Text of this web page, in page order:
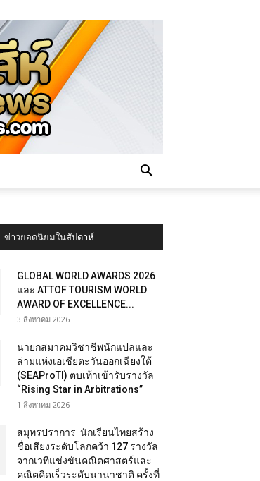
ข่าวยอดนิยมในสัปดาห์
GLOBAL WORLD AWARDS 2026
และ ATTOF TOURISM WORLD
AWARD OF EXCELLENCE...
3 สิงหาคม 2026
นายกสมาคมวิชาชีพนักแปลและ
ล่ามแห่งเอเชียตะวันออกเฉียงใต้
(SEAProTI) ตบเท้าเข้ารับรางวัล
“Rising Star in Arbitrations”
1 สิงหาคม 2026
สมุทรปราการ นักเรียนไทยสร้าง
ชื่อเสียงระดับโลกคว้า 127 รางวัล
จากเวทีแข่งขันคณิตศาสตร์และ
คณิตคิดเร็วระดับนานาชาติ ครั้งที่